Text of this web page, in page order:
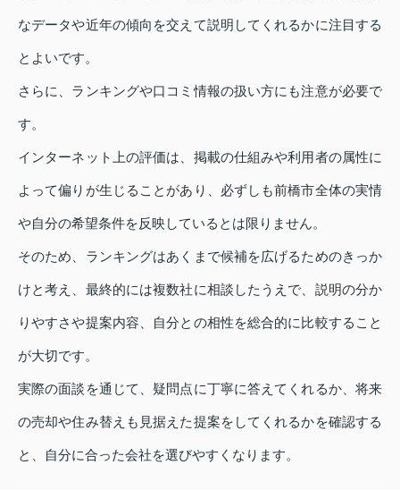
なデータや近年の傾向を交えて説明してくれるかに注目する
とよいです。
さらに、ランキングや口コミ情報の扱い方にも注意が必要で
す。
インターネット上の評価は、掲載の仕組みや利用者の属性に
よって偏りが生じることがあり、必ずしも前橋市全体の実情
や自分の希望条件を反映しているとは限りません。
そのため、ランキングはあくまで候補を広げるためのきっか
けと考え、最終的には複数社に相談したうえで、説明の分か
りやすさや提案内容、自分との相性を総合的に比較すること
が大切です。
実際の面談を通じて、疑問点に丁寧に答えてくれるか、将来
の売却や住み替えも見据えた提案をしてくれるかを確認する
と、自分に合った会社を選びやすくなります。